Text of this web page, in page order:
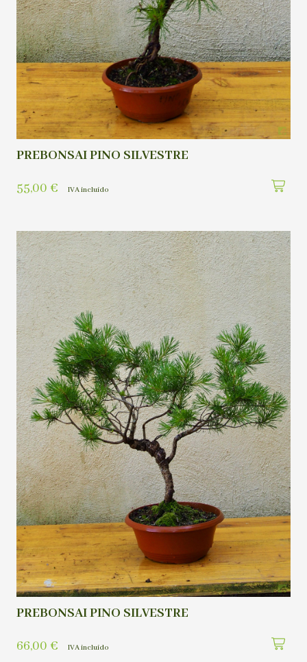
PREBONSAI PINO SILVESTRE
55,00 € IVA incluído
PREBONSAI PINO SILVESTRE
66,00 € IVA incluído